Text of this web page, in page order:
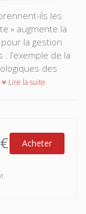
ils les
» augmente la
la gestion
l’exemple de la
des
Lire la suite
Acheter